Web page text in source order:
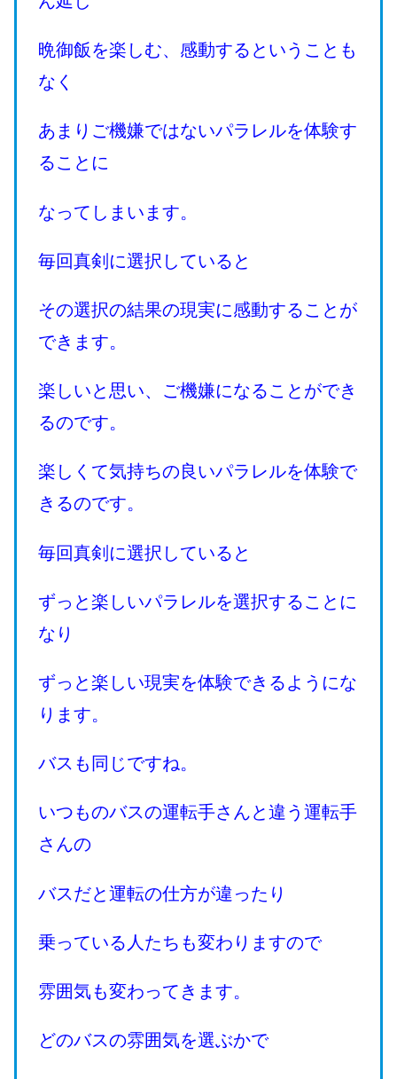
晩御飯を楽しむ、感動するということも
なく
あまりご機嫌ではないパラレルを体験す
ることに
なってしまいます。
毎回真剣に選択していると
その選択の結果の現実に感動することが
できます。
楽しいと思い、ご機嫌になることができ
るのです。
楽しくて気持ちの良いパラレルを体験で
きるのです。
毎回真剣に選択していると
ずっと楽しいパラレルを選択することに
なり
ずっと楽しい現実を体験できるようにな
ります。
バスも同じですね。
いつものバスの運転手さんと違う運転手
さんの
バスだと運転の仕方が違ったり
乗っている人たちも変わりますので
雰囲気も変わってきます。
どのバスの雰囲気を選ぶかで